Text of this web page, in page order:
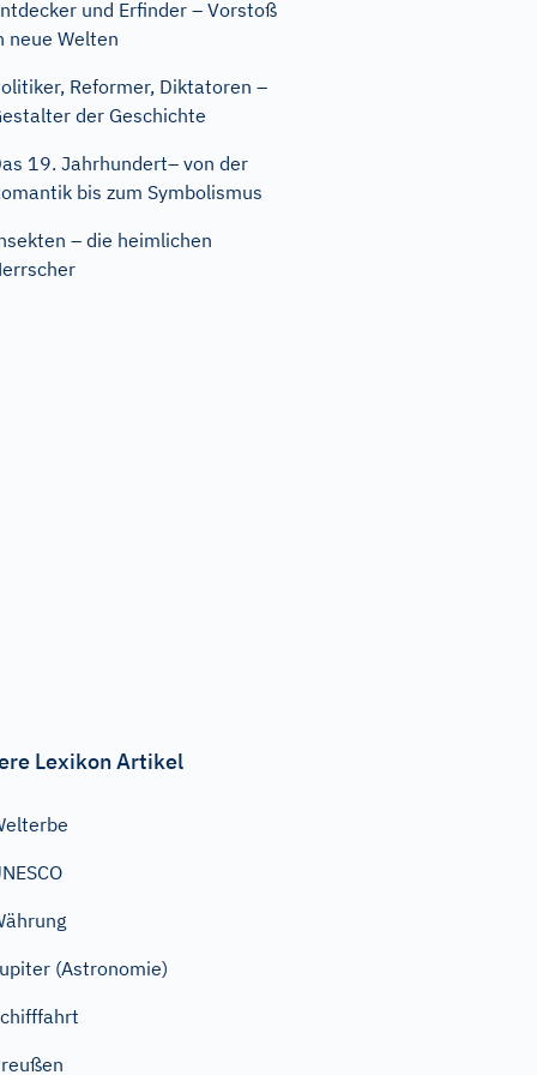
und Erfinder – Vorstoß
neue Welten
Reformer, Diktatoren –
der Geschichte
19. Jahrhundert– von der
bis zum Symbolismus
– die heimlichen
Lexikon Artikel
(Astronomie)